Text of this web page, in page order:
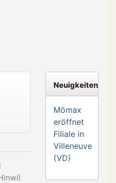
Neuigkeiten
Mömax
eröffnet
Filiale in
Villeneuve
(VD)